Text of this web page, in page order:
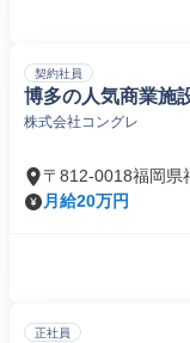
契約社員
博多の人気商業施
株式会社コングレ
〒812-0018福岡県
月給20万円
正社員